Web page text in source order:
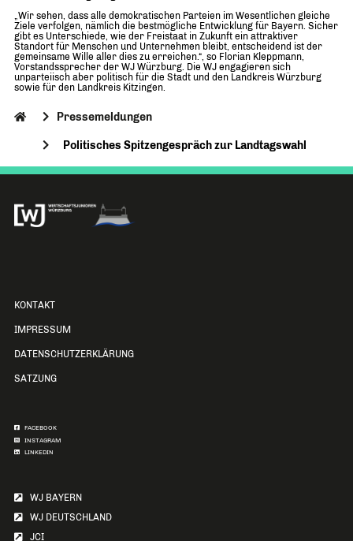
„Wir sehen, dass alle demokratischen Parteien im Wesentlichen gleiche
Ziele verfolgen, nämlich die bestmögliche Entwicklung für Bayern. Sicher
gibt es Unterschiede, wie der Freistaat in Zukunft ein attraktiver
Standort für Menschen und Unternehmen bleibt, entscheidend ist der
gemeinsame Wille aller dies zu erreichen.“, so Florian Kleppmann,
Vorstandssprecher der WJ Würzburg. Die WJ engagieren sich
unparteiisch aber politisch für die Stadt und den Landkreis Würzburg
sowie für den Landkreis Kitzingen.
Pressemeldungen
Politisches Spitzengespräch zur Landtagswahl
KONTAKT
IMPRESSUM
DATENSCHUTZERKLÄRUNG
SATZUNG
FACEBOOK
INSTAGRAM
LINKEDIN
WJ BAYERN
WJ DEUTSCHLAND
JCI